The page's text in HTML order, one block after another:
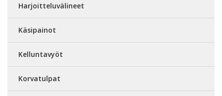
Harjoitteluvälineet
Käsipainot
Kelluntavyöt
Korvatulpat